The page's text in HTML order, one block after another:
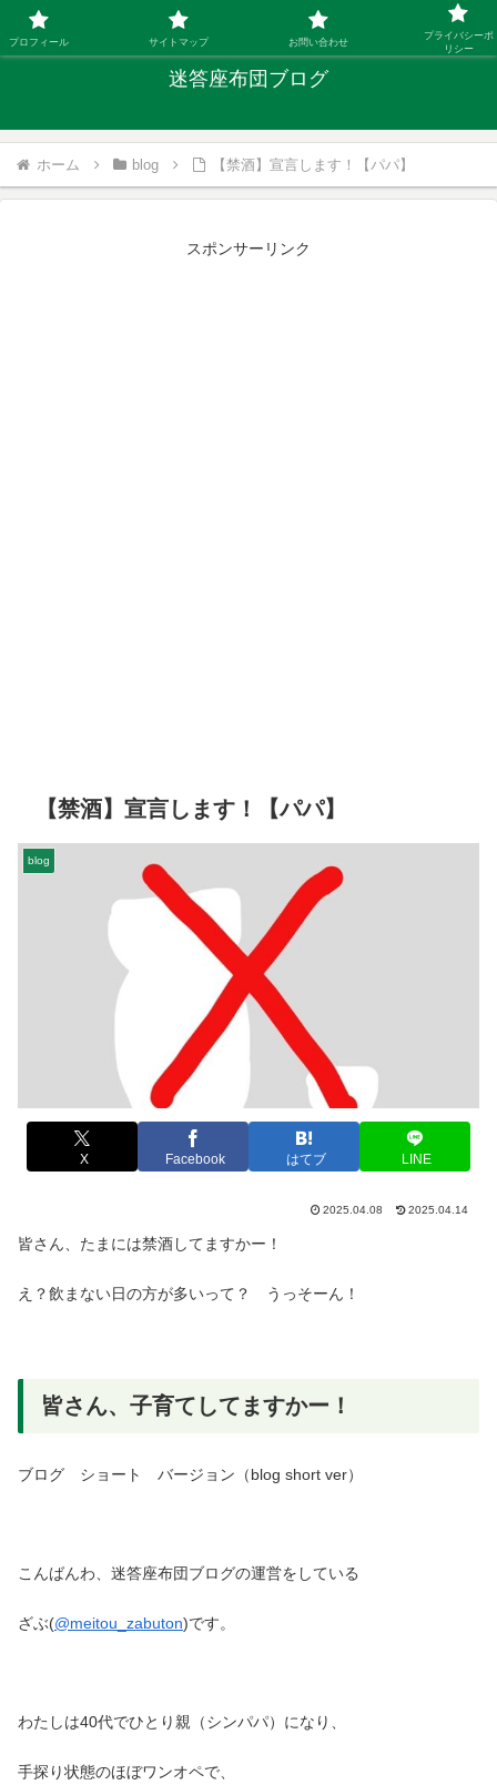
「ひとり親」40代シングルファザーの子育て迷答
迷答座布団ブログ
ホーム blog 【禁酒】宣言します！【パパ】
スポンサーリンク
【禁酒】宣言します！【パパ】
blog
X Facebook はてブ LINE
2025.04.08 2025.04.14
皆さん、たまには禁酒してますかー！
え？飲まない日の方が多いって？ うっそーん！
皆さん、子育てしてますかー！
ブログ ショート バージョン（blog short ver）
こんばんわ、迷答座布団ブログの運営をしている
ざぶ(@meitou_zabuton)です。
わたしは40代でひとり親（シンパパ）になり、
手探り状態のほぼワンオペで、
プロフィール サイトマップ お問い合わせ
プライバシーポ
リシー